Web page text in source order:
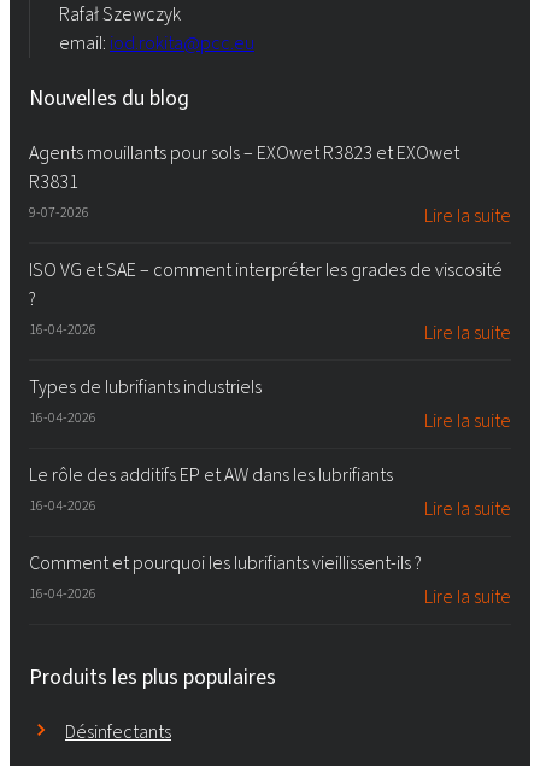
Rafał Szewczyk
email: iod.rokita@pcc.eu
Nouvelles du blog
Agents mouillants pour sols – EXOwet R3823 et EXOwet
R3831
9-07-2026 Lire la suite
ISO VG et SAE – comment interpréter les grades de viscosité
?
16-04-2026 Lire la suite
Types de lubrifiants industriels
16-04-2026 Lire la suite
Le rôle des additifs EP et AW dans les lubrifiants
16-04-2026 Lire la suite
Comment et pourquoi les lubrifiants vieillissent-ils ?
16-04-2026 Lire la suite
Produits les plus populaires
Désinfectants